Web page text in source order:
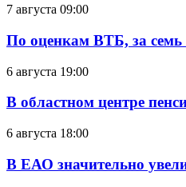
7 августа 09:00
По оценкам ВТБ, за семь
6 августа 19:00
В областном центре
6 августа 18:00
В ЕАО значительно